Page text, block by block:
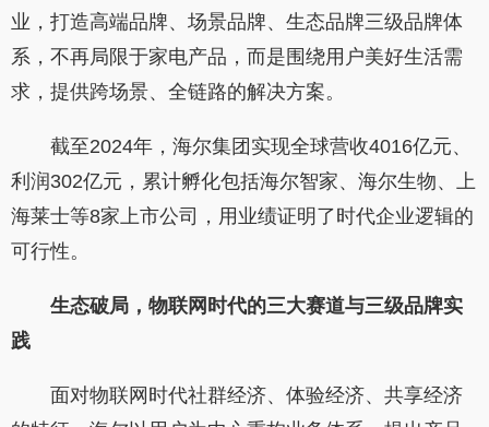
业，打造高端品牌、场景品牌、生态品牌三级品牌体
系，不再局限于家电产品，而是围绕用户美好生活需
求，提供跨场景、全链路的解决方案。
截至2024年，海尔集团实现全球营收4016亿元、
利润302亿元，累计孵化包括海尔智家、海尔生物、上
海莱士等8家上市公司，用业绩证明了时代企业逻辑的
可行性。
生态破局，物联网时代的三大赛道与三级品牌实
践
面对物联网时代社群经济、体验经济、共享经济